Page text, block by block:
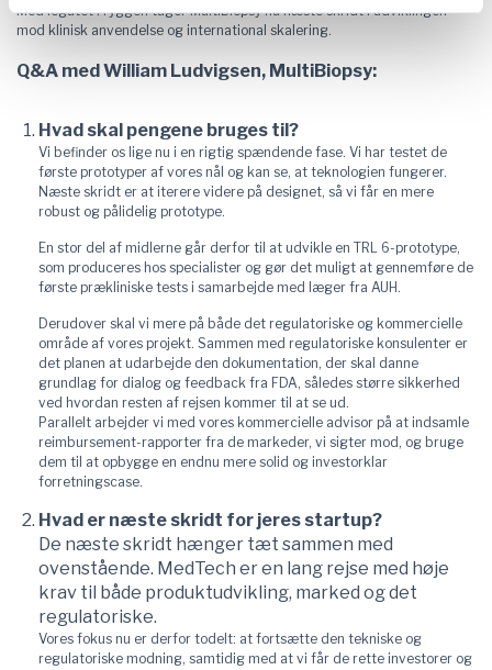
Med legatet i ryggen tager MultiBiopsy nu næste skridt i udviklingen
mod klinisk anvendelse og international skalering.
Q&A med William Ludvigsen, MultiBiopsy:
Hvad skal pengene bruges til?
Vi befinder os lige nu i en rigtig spændende fase. Vi har testet de
første prototyper af vores nål og kan se, at teknologien fungerer.
Næste skridt er at iterere videre på designet, så vi får en mere
robust og pålidelig prototype.
En stor del af midlerne går derfor til at udvikle en TRL 6-prototype,
som produceres hos specialister og gør det muligt at gennemføre de
første prækliniske tests i samarbejde med læger fra AUH.
Derudover skal vi mere på både det regulatoriske og kommercielle
område af vores projekt. Sammen med regulatoriske konsulenter er
det planen at udarbejde den dokumentation, der skal danne
grundlag for dialog og feedback fra FDA, således større sikkerhed
ved hvordan resten af rejsen kommer til at se ud.
Parallelt arbejder vi med vores kommercielle advisor på at indsamle
reimbursement-rapporter fra de markeder, vi sigter mod, og bruge
dem til at opbygge en endnu mere solid og investorklar
forretningscase.
Hvad er næste skridt for jeres startup?
De næste skridt hænger tæt sammen med
ovenstående. MedTech er en lang rejse med høje
krav til både produktudvikling, marked og det
regulatoriske.
Vores fokus nu er derfor todelt: at fortsætte den tekniske og
regulatoriske modning, samtidig med at vi får de rette investorer og